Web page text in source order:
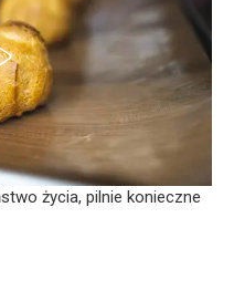
życia, pilnie konieczne